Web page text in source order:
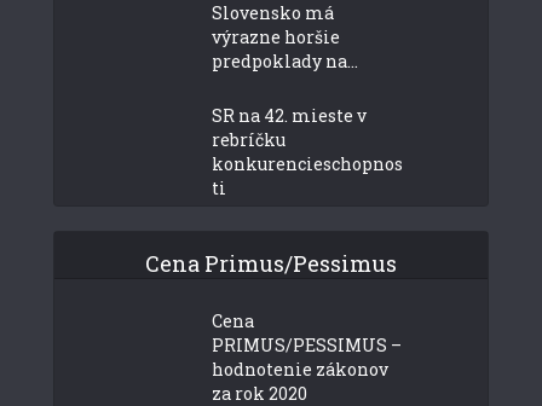
Slovensko má
výrazne horšie
predpoklady na...
SR na 42. mieste v
rebríčku
konkurencieschopnos
ti
Cena Primus/Pessimus
Cena
PRIMUS/PESSIMUS –
hodnotenie zákonov
za rok 2020